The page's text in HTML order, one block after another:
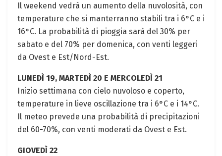
Il weekend vedrà un aumento della nuvolosità, con
temperature che si manterranno stabili tra i 6°C e i
16°C. La probabilità di pioggia sarà del 30% per
sabato e del 70% per domenica, con venti leggeri
da Ovest e Est/Nord-Est.
LUNEDÌ 19, MARTEDÌ 20 E MERCOLEDÌ 21
Inizio settimana con cielo nuvoloso e coperto,
temperature in lieve oscillazione tra i 6°C e i 14°C.
Il meteo prevede una probabilità di precipitazioni
del 60-70%, con venti moderati da Ovest e Est.
GIOVEDÌ 22